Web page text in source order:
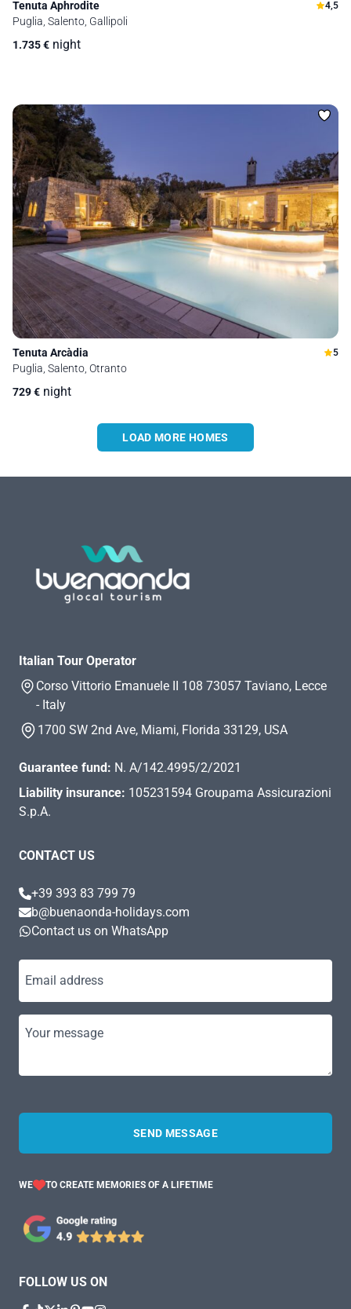
Tenuta Aphrodite 4,5
Puglia, Salento, Gallipoli
1.735€ night
Tenuta Arcàdia 5
Puglia, Salento, Otranto
729€ night
LOAD MORE HOMES
Italian Tour Operator
Corso Vittorio Emanuele II 108 73057 Taviano, Lecce
- Italy
1700 SW 2nd Ave, Miami, Florida 33129, USA
Guarantee fund: N. A/142.4995/2/2021
Liability insurance: 105231594 Groupama Assicurazioni
S.p.A.
CONTACT US
+39 393 83 799 79
b@buenaonda-holidays.com
Contact us on WhatsApp
Email address
Your message
SEND MESSAGE
WE TO CREATE MEMORIES OF A LIFETIME
FOLLOW US ON